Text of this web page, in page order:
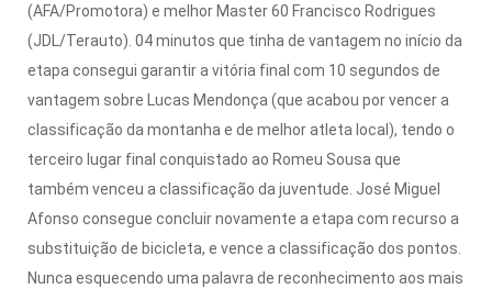
(AFA/Promotora) e melhor Master 60 Francisco Rodrigues
(JDL/Terauto). 04 minutos que tinha de vantagem no início da
etapa consegui garantir a vitória final com 10 segundos de
vantagem sobre Lucas Mendonça (que acabou por vencer a
classificação da montanha e de melhor atleta local), tendo o
terceiro lugar final conquistado ao Romeu Sousa que
também venceu a classificação da juventude. José Miguel
Afonso consegue concluir novamente a etapa com recurso a
substituição de bicicleta, e vence a classificação dos pontos.
Nunca esquecendo uma palavra de reconhecimento aos mais